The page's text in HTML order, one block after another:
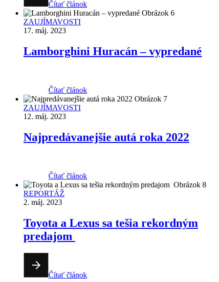
Čítať článok
ZAUJÍMAVOSTI
17. máj. 2023
Lamborghini Huracán – vypredané
Čítať článok
ZAUJÍMAVOSTI
12. máj. 2023
Najpredávanejšie autá roka 2022
Čítať článok
REPORTÁŽ
2. máj. 2023
Toyota a Lexus sa tešia rekordným
predajom
Čítať článok